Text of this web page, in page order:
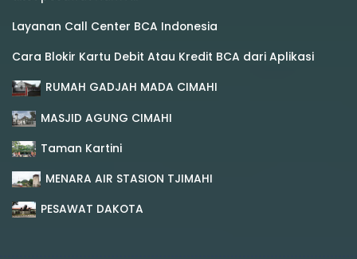
Layanan Call Center BCA Indonesia
Cara Blokir Kartu Debit Atau Kredit BCA dari Aplikasi
RUMAH GADJAH MADA CIMAHI
MASJID AGUNG CIMAHI
Taman Kartini
MENARA AIR STASION TJIMAHI
PESAWAT DAKOTA